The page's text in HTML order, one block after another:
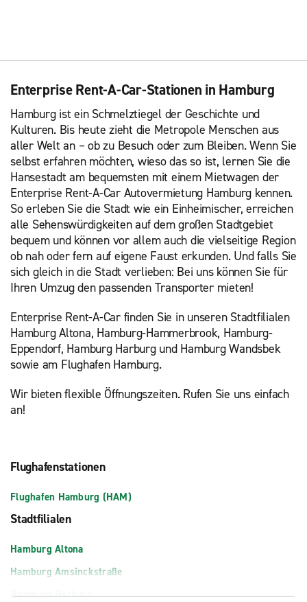
Enterprise Rent-A-Car-Stationen in Hamburg
Hamburg ist ein Schmelztiegel der Geschichte und
Kulturen. Bis heute zieht die Metropole Menschen aus
aller Welt an – ob zu Besuch oder zum Bleiben. Wenn Sie
selbst erfahren möchten, wieso das so ist, lernen Sie die
Hansestadt am bequemsten mit einem Mietwagen der
Enterprise Rent-A-Car Autovermietung Hamburg kennen.
So erleben Sie die Stadt wie ein Einheimischer, erreichen
alle Sehenswürdigkeiten auf dem großen Stadtgebiet
bequem und können vor allem auch die vielseitige Region
ob nah oder fern auf eigene Faust erkunden. Und falls Sie
sich gleich in die Stadt verlieben: Bei uns können Sie für
Ihren Umzug den passenden Transporter mieten!
Enterprise Rent-A-Car finden Sie in unseren Stadtfilialen
Hamburg Altona, Hamburg-Hammerbrook, Hamburg-
Eppendorf, Hamburg Harburg und Hamburg Wandsbek
sowie am Flughafen Hamburg.
Wir bieten flexible Öffnungszeiten. Rufen Sie uns einfach
an!
Flughafenstationen
Flughafen Hamburg (HAM)
Stadtfilialen
Hamburg Altona
Hamburg Amsinckstraße
Hamburg Harburg